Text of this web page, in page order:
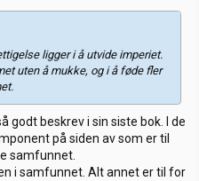
ligger i å utvide imperiet.
uten å mukke, og i å føde fler
godt beskrev i sin siste bok. I de
på siden av som er til
samfunnet.
i samfunnet. Alt annet er til for